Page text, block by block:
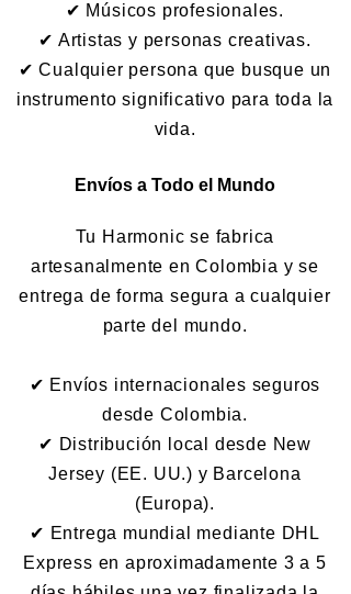
✔ Músicos profesionales.
✔ Artistas y personas creativas.
✔ Cualquier persona que busque un
instrumento significativo para toda la
vida.
Envíos a Todo el Mundo
Tu Harmonic se fabrica
artesanalmente en Colombia y se
entrega de forma segura a cualquier
parte del mundo.
✔ Envíos internacionales seguros
desde Colombia.
✔ Distribución local desde New
Jersey (EE. UU.) y Barcelona
(Europa).
✔ Entrega mundial mediante DHL
Express en aproximadamente 3 a 5